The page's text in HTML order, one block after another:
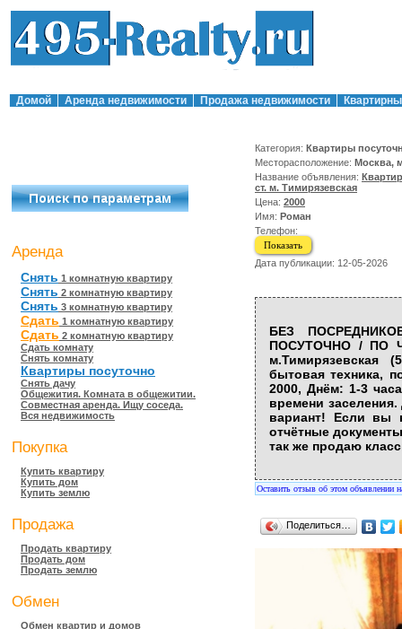
Домой Аренда недвижимости Продажа недвижимости
Аренда
Снять 1 комнатную квартиру
Снять 2 комнатную квартиру
Снять 3 комнатную квартиру
Сдать 1 комнатную квартиру
Сдать 2 комнатную квартиру
Сдать комнату
Снять комнату
Квартиры посуточно
Снять дачу
Общежития. Комната в общежитии.
Совместная аренда. Ищу соседа.
Вся недвижимость
Покупка
Купить квартиру
Купить дом
Купить землю
Продажа
Продать квартиру
Продать дом
Продать землю
Обмен
Обмен квартир и домов
Категория: Квартиры
Месторасположение: Москва,
Название объявления:
ст. м. Тимирязевская
Цена: 2000
Имя: Роман
Телефон:
Показать
Дата публикации: 12-05-2026
БЕЗ
ПОСУТОЧНО / ПО
бытовая техника,
2000, Днём: 1-3
времени
вариант! Если вы
отчётные
так же продаю
Оставить отзыв об этом объявлении
Поделиться…